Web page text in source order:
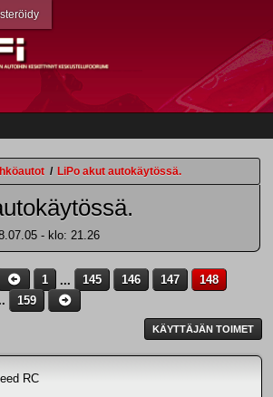
/ LiPo akut autokäytössä.
- klo: 21.26
1 ... 145 146 147
148
159
KÄYTTÄJÄN TOIMET
RC